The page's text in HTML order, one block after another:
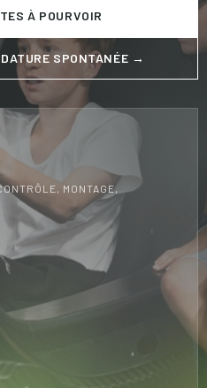
À POURVOIR
SPONTANÉE →
MONTAGE,